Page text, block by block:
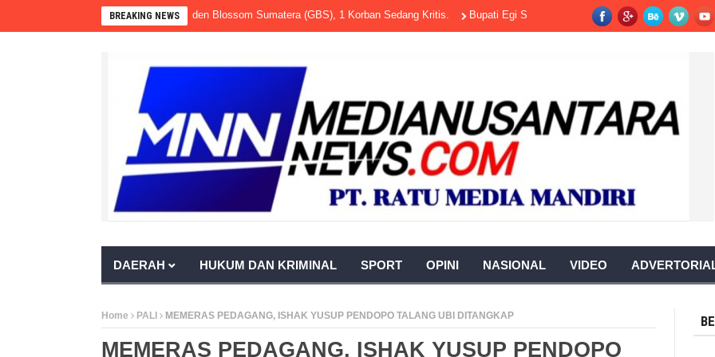
BREAKING NEWS
Terjadi di Pabrik Sawit PT Golden Blossom Sumatera (GBS), 1 Korban Sedang Kritis. Bupati Egi Saksikan Upacara Ngaben Massal Balinuraga,
DAERAH HUKUM DAN KRIMINAL SPORT OPINI NASIONAL VIDEO
Home PALI MEMERAS PEDAGANG, ISHAK YUSUP PENDOPO TALANG UBI DITANGKAP
MEMERAS PEDAGANG, ISHAK YUSUP PENDOPO